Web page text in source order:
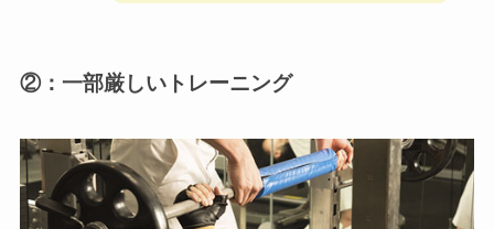
②：一部厳しいトレーニング